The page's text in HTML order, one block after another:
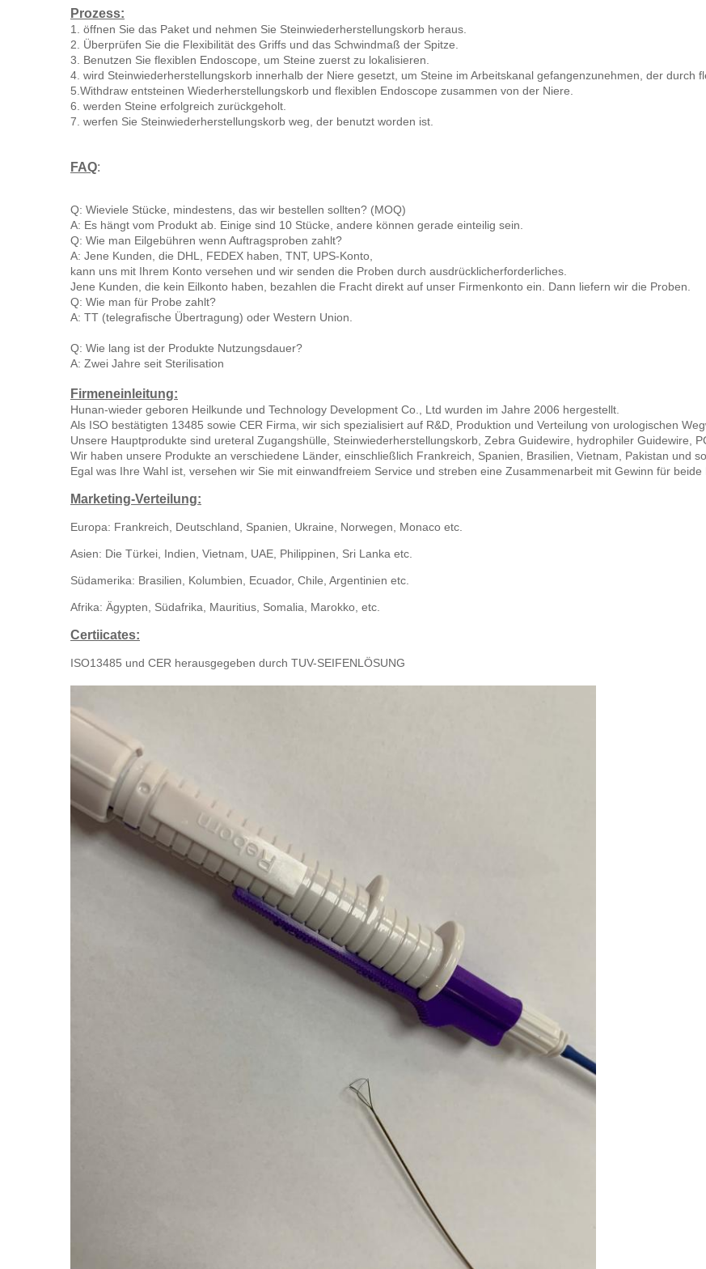
Prozess:
1. öffnen Sie das Paket und nehmen Sie Steinwiederherstellungskorb heraus.
2. Überprüfen Sie die Flexibilität des Griffs und das Schwindmaß der Spitze.
3. Benutzen Sie flexiblen Endoscope, um Steine zuerst zu lokalisieren.
4. wird Steinwiederherstellungskorb innerhalb der Niere gesetzt, um Steine im Arbeitskanal gefangenzunehmen, der durch
5.Withdraw entsteinen Wiederherstellungskorb und flexiblen Endoscope zusammen von der Niere.
6. werden Steine erfolgreich zurückgeholt.
7. werfen Sie Steinwiederherstellungskorb weg, der benutzt worden ist.
FAQ:
Q: Wieviele Stücke, mindestens, das wir bestellen sollten? (MOQ)
A: Es hängt vom Produkt ab. Einige sind 10 Stücke, andere können gerade einteilig sein.
Q: Wie man Eilgebühren wenn Auftragsproben zahlt?
A: Jene Kunden, die DHL, FEDEX haben, TNT, UPS-Konto,
kann uns mit Ihrem Konto versehen und wir senden die Proben durch ausdrücklicherforderliches.
Jene Kunden, die kein Eilkonto haben, bezahlen die Fracht direkt auf unser Firmenkonto ein. Dann liefern wir die Proben.
Q: Wie man für Probe zahlt?
A: TT (telegrafische Übertragung) oder Western Union.
Q: Wie lang ist der Produkte Nutzungsdauer?
A: Zwei Jahre seit Sterilisation
Firmeneinleitung:
Hunan-wieder geboren Heilkunde und Technology Development Co., Ltd wurden im Jahre 2006 hergestellt.
Als ISO bestätigten 13485 sowie CER Firma, wir sich spezialisiert auf R&D, Produktion und Verteilung von urologischen
Unsere Hauptprodukte sind ureteral Zugangshülle, Steinwiederherstellungskorb, Zebra Guidewire, hydrophiler Guidewire,
Wir haben unsere Produkte an verschiedene Länder, einschließlich Frankreich, Spanien, Brasilien, Vietnam, Pakistan und
Egal was Ihre Wahl ist, versehen wir Sie mit einwandfreiem Service und streben eine Zusammenarbeit mit Gewinn für beide
Marketing-Verteilung:
Europa: Frankreich, Deutschland, Spanien, Ukraine, Norwegen, Monaco etc.
Asien: Die Türkei, Indien, Vietnam, UAE, Philippinen, Sri Lanka etc.
Südamerika: Brasilien, Kolumbien, Ecuador, Chile, Argentinien etc.
Afrika: Ägypten, Südafrika, Mauritius, Somalia, Marokko, etc.
Certiicates:
ISO13485 und CER herausgegeben durch TUV-SEIFENLÖSUNG